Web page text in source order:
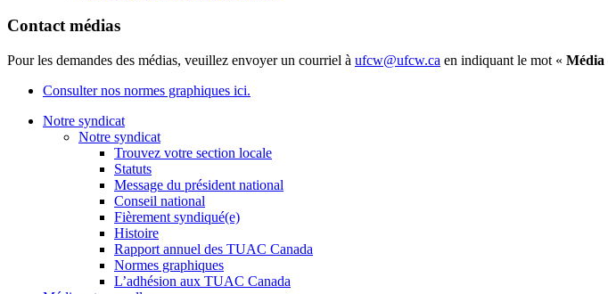
Contact médias
Pour les demandes des médias, veuillez envoyer un courriel à ufcw@ufcw.ca en indiquant le mot « Média
Consulter nos normes graphiques ici.
Notre syndicat
Notre syndicat
Trouvez votre section locale
Statuts
Message du président national
Conseil national
Fièrement syndiqué(e)
Histoire
Rapport annuel des TUAC Canada
Normes graphiques
L’adhésion aux TUAC Canada